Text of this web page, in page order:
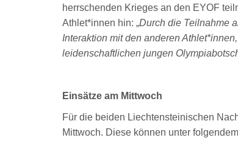
herrschenden Krieges an den EYOF
Athlet*innen hin: „Durch die Teilnahme
Interaktion mit den anderen
leidenschaftlichen jungen
Einsätze am Mittwoch
Für die beiden Liechtensteinischen
Mittwoch. Diese können unter